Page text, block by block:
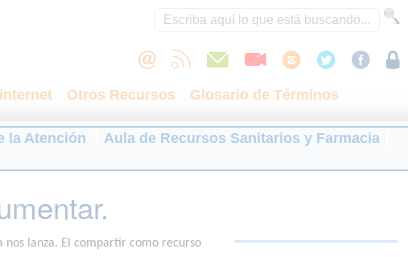
Otros Recursos
Glosario de Términos
la Atención
Aula de Recursos Sanitarios y Farmacia
lanza. El compartir como recurso